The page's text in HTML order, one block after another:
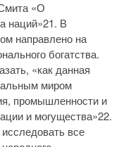
«О
наций»21. В
направлено на
богатства.
«как данная
миром
промышленности и
и могущества»22.
все